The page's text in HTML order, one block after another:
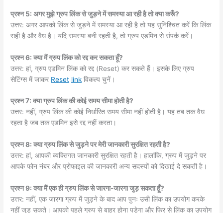
प्रश्न 5: अगर मुझे ग्रुप लिंक से जुड़ने में समस्या आ रही है तो क्या करूँ?
उत्तर: अगर आपको लिंक से जुड़ने में समस्या आ रही है तो यह सुनिश्चित करें कि लिंक
सही है और वैध है। यदि समस्या बनी रहती है, तो ग्रुप एडमिन से संपर्क करें।
प्रश्न 6: क्या मैं ग्रुप लिंक को रद्द कर सकता हूँ?
उत्तर: हां, ग्रुप एडमिन लिंक को रद्द (Reset) कर सकते हैं। इसके लिए ग्रुप
सेटिंग्स में जाकर Reset link विकल्प चुनें।
प्रश्न 7: क्या ग्रुप लिंक की कोई समय सीमा होती है?
उत्तर: नहीं, ग्रुप लिंक की कोई निर्धारित समय सीमा नहीं होती है। यह तब तक वैध
रहता है जब तक एडमिन इसे रद्द नहीं करता।
प्रश्न 8: क्या ग्रुप लिंक से जुड़ने पर मेरी जानकारी सुरक्षित रहती है?
उत्तर: हां, आपकी व्यक्तिगत जानकारी सुरक्षित रहती है। हालांकि, ग्रुप में जुड़ने पर
आपके फोन नंबर और प्रोफाइल की जानकारी अन्य सदस्यों को दिखाई दे सकती है।
प्रश्न 9: क्या मैं एक ही ग्रुप लिंक से जारगा-जारगा जुड़ सकता हूँ?
उत्तर: नहीं, एक जारगा ग्रुप में जुड़ने के बाद आप पुनः उसी लिंक का उपयोग करके
नहीं जुड़ सकते। आपको पहले ग्रुप से बाहर होना पड़ेगा और फिर से लिंक का उपयोग